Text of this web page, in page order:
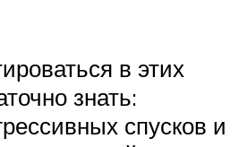
в этих
знать:
спусков и